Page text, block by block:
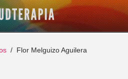
Flor Melguizo Aguilera